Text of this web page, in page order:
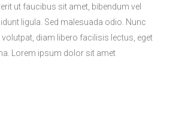
ut faucibus sit amet, bibendum vel
ligula. Sed malesuada odio. Nunc
diam libero facilisis lectus, eget
Lorem ipsum dolor sit amet